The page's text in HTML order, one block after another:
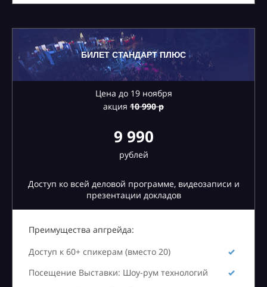
БИЛЕТ СТАНДАРТ ПЛЮС
Цена до 19 ноября
акция 10990 р
9 990
рублей
Доступ ко всей деловой программе, видеозаписи и
презентации докладов
Преимущества апгрейда:
Доступ к 60+ спикерам (вместо 20)
Посещение Выставки: Шоу-рум технологий